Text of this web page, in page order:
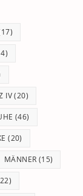
IV(20)
(46)
(20)
MÄNNER (15)